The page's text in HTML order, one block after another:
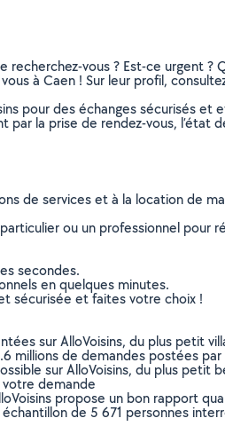
vous ? Est-ce urgent
à Caen ! Sur leur profil,
pour des échanges sécurisés et
la prise de rendez-vous,
de services et à la location de
ou un professionnel
secondes.
en quelques minutes.
sécurisée et faites votre choix !
sur AlloVoisins, du plus petit
millions de demandes postées par
sur AlloVoisins, du plus petit
demande
propose un bon rapport
de 5 671 personnes